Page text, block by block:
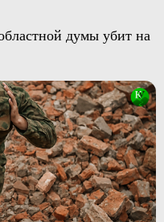
думы убит на